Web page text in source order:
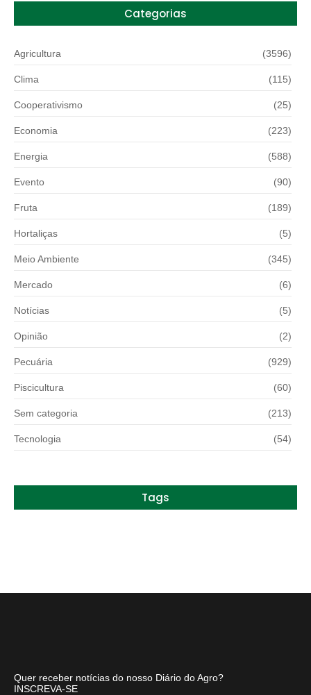
Categorias
Agricultura (3596)
Clima (115)
Cooperativismo (25)
Economia (223)
Energia (588)
Evento (90)
Fruta (189)
Hortaliças (5)
Meio Ambiente (345)
Mercado (6)
Notícias (5)
Opinião (2)
Pecuária (929)
Piscicultura (60)
Sem categoria (213)
Tecnologia (54)
Tags
Quer receber notícias do nosso Diário do Agro?
INSCREVA-SE